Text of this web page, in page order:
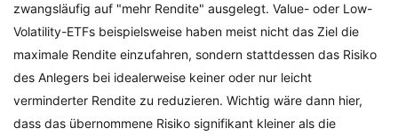
zwangsläufig auf "mehr Rendite" ausgelegt. Value- oder Low-
Volatility-ETFs beispielsweise haben meist nicht das Ziel die
maximale Rendite einzufahren, sondern stattdessen das Risiko
des Anlegers bei idealerweise keiner oder nur leicht
verminderter Rendite zu reduzieren. Wichtig wäre dann hier,
dass das übernommene Risiko signifikant kleiner als die